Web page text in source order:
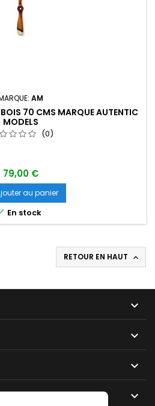
AM
BOIS 70 CMS MARQUE AUTENTIC
MODELS
(0)
79,00 €
au panier
En stock
RETOUR EN HAUT 



